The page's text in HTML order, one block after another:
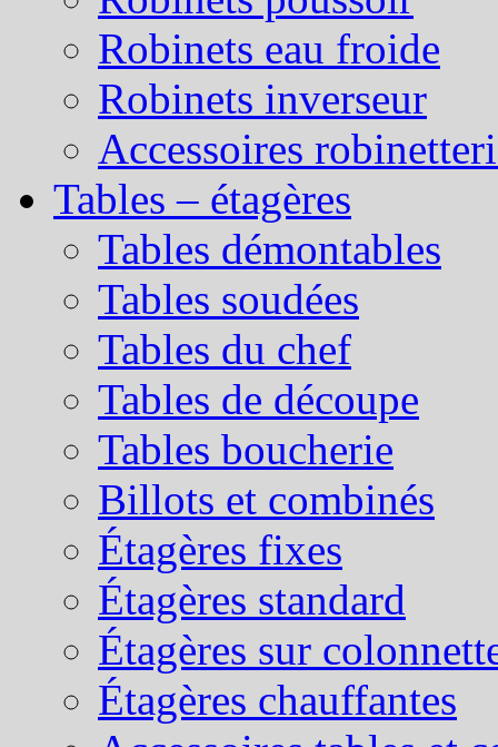
Robinets eau froide
Robinets inverseur
Accessoires
Tables – étagères
Tables démontables
Tables soudées
Tables du chef
Tables de découpe
Tables boucherie
Billots et combinés
Étagères fixes
Étagères standard
Étagères sur
Étagères chauffantes